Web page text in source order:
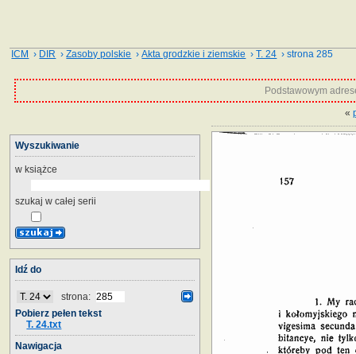
ICM › DIR ›Zasoby polskie ›Akta grodzkie i ziemskie ›T. 24 › strona 285
Podstawowym
«
Wyszukiwanie
w książce
szukaj w całej serii
Idź do
strona:
Pobierz pełen tekst
T. 24.txt
Nawigacja